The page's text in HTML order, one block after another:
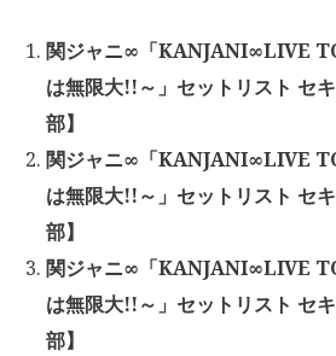
関ジャニ∞「KANJANI∞LIVE
は無限大!!～」セットリスト セ
部】
関ジャニ∞「KANJANI∞LIVE
は無限大!!～」セットリスト セ
部】
関ジャニ∞「KANJANI∞LIVE
は無限大!!～」セットリスト セ
部】